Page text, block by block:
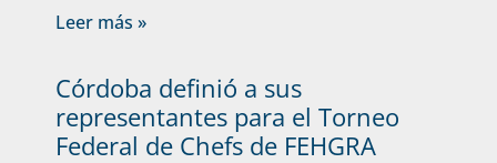
Leer más »
Córdoba definió a sus
representantes para el Torneo
Federal de Chefs de FEHGRA